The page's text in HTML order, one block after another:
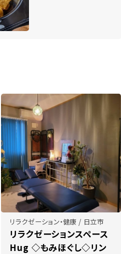
リラクゼーション・健康 / 日立市
リラクゼーションスペース
Hug ◇もみほぐし◇リン